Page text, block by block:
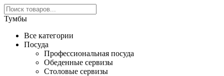
Тумбы
Все категории
Посуда
Профессиональная посуда
Обеденные сервизы
Столовые сервизы